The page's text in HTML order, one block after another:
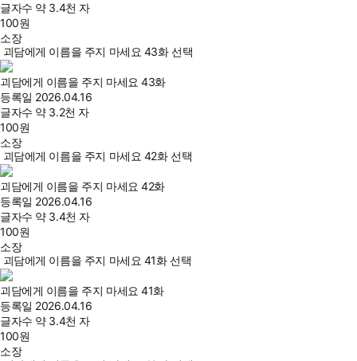
글자수 약 3.4천 자
100원
소장
괴담에게 이름을 주지 마세요 43화 선택
괴담에게 이름을 주지 마세요 43화
등록일 2026.04.16
글자수 약 3.2천 자
100원
소장
괴담에게 이름을 주지 마세요 42화 선택
괴담에게 이름을 주지 마세요 42화
등록일 2026.04.16
글자수 약 3.4천 자
100원
소장
괴담에게 이름을 주지 마세요 41화 선택
괴담에게 이름을 주지 마세요 41화
등록일 2026.04.16
글자수 약 3.4천 자
100원
소장